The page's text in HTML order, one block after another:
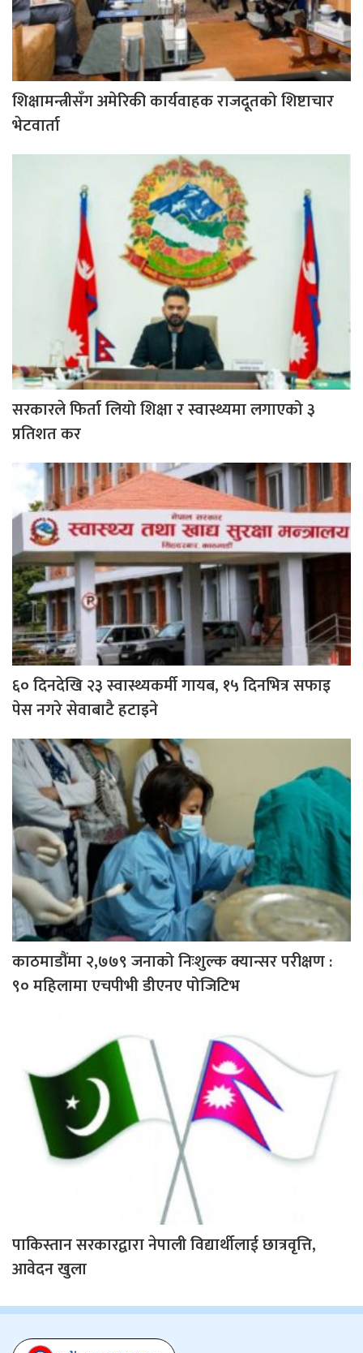
शिक्षामन्त्रीसँग अमेरिकी कार्यवाहक राजदूतको शिष्टाचार
भेटवार्ता
सरकारले फिर्ता लियो शिक्षा र स्वास्थ्यमा लगाएको ३
प्रतिशत कर
६० दिनदेखि २३ स्वास्थ्यकर्मी गायब, १५ दिनभित्र सफाइ
पेस नगरे सेवाबाटै हटाइने
काठमाडौंमा २,७७९ जनाको निःशुल्क क्यान्सर परीक्षण :
९० महिलामा एचपीभी डीएनए पोजिटिभ
पाकिस्तान सरकारद्वारा नेपाली विद्यार्थीलाई छात्रवृत्ति,
आवेदन खुला